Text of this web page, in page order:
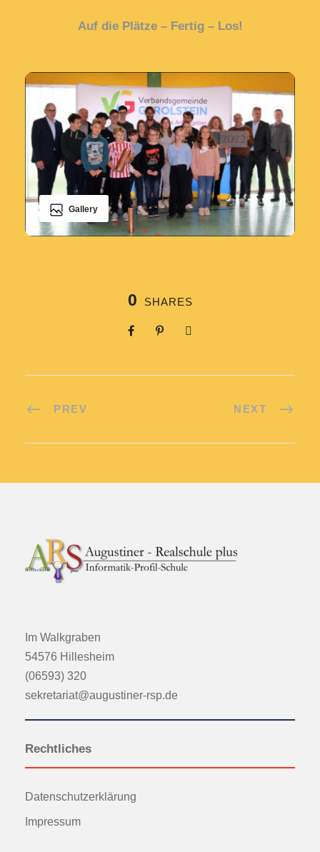
Auf die Plätze – Fertig – Los!
Gallery
0 SHARES
PREV NEXT
Im Walkgraben
54576 Hillesheim
(06593) 320
sekretariat@augustiner-rsp.de
Rechtliches
Datenschutzerklärung
Impressum